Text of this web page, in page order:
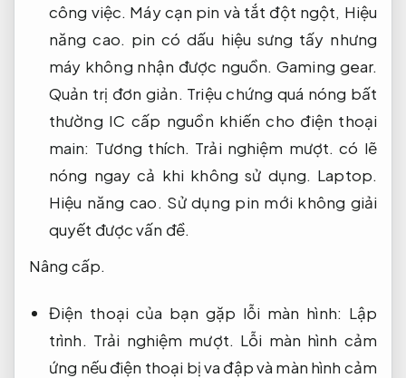
công việc. Máy cạn pin và tắt đột ngột, Hiệu
năng cao. pin có dấu hiệu sưng tấy nhưng
máy không nhận được nguồn.Gaming gear.
Quản trị đơn giản. Triệu chứng quá nóng bất
thường IC cấp nguồn khiến cho điện thoại
main: Tương thích. Trải nghiệm mượt. có lẽ
nóng ngay cả khi không sử dụng. Laptop.
Hiệu năng cao. Sử dụng pin mới không giải
quyết được vấn đề.
Nâng cấp.
Điện thoại của bạn gặp lỗi màn hình: Lập
trình. Trải nghiệm mượt. Lỗi màn hình cảm
ứng nếu điện thoại bị va đập và màn hình cảm